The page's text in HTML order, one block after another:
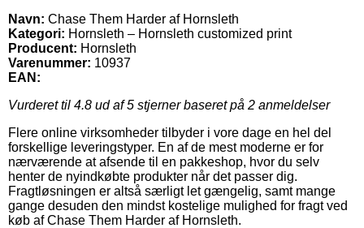
Navn: Chase Them Harder af Hornsleth
Kategori: Hornsleth – Hornsleth customized print
Producent: Hornsleth
Varenummer: 10937
EAN:
Vurderet til 4.8 ud af 5 stjerner baseret på 2 anmeldelser
Flere online virksomheder tilbyder i vore dage en hel del
forskellige leveringstyper. En af de mest moderne er for
nærværende at afsende til en pakkeshop, hvor du selv
henter de nyindkøbte produkter når det passer dig.
Fragtløsningen er altså særligt let gængelig, samt mange
gange desuden den mindst kostelige mulighed for fragt ved
køb af Chase Them Harder af Hornsleth.